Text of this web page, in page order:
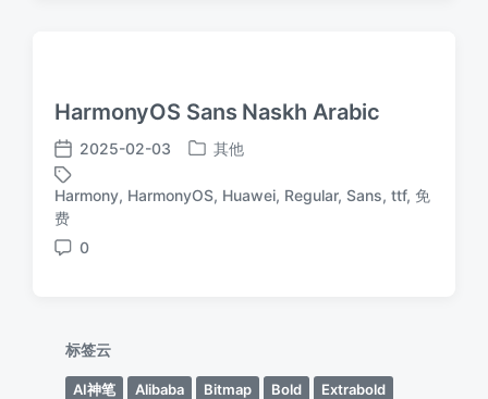
HarmonyOS Sans Naskh Arabic
发
布
日
期
2025-02-03
发
于
其他
标
签
Harmony, HarmonyOS, Huawei, Regular, Sans, ttf, 免
费
评
0
标签云
AI神笔 Alibaba Bitmap Bold
Extrabold